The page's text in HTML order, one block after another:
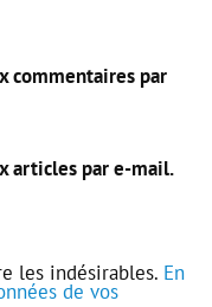
commentaires par
articles par e-mail.
les indésirables. En
de vos